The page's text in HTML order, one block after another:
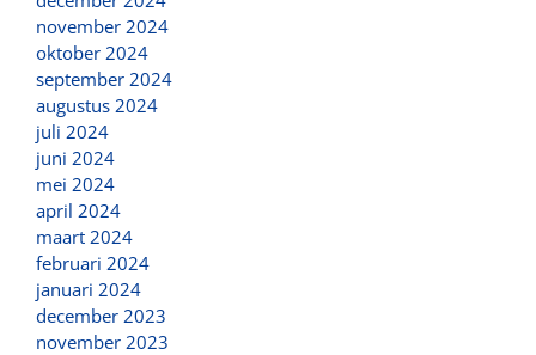
november 2024
oktober 2024
september 2024
augustus 2024
juli 2024
juni 2024
mei 2024
april 2024
maart 2024
februari 2024
januari 2024
december 2023
november 2023